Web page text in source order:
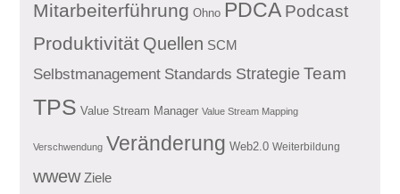
Mitarbeiterführung Ohno PDCA Podcast
Produktivität Quellen SCM
Selbstmanagement Standards Strategie Team
TPS Value Stream Manager Value Stream Mapping
Verschwendung Veränderung Web2.0 Weiterbildung
wwew Ziele